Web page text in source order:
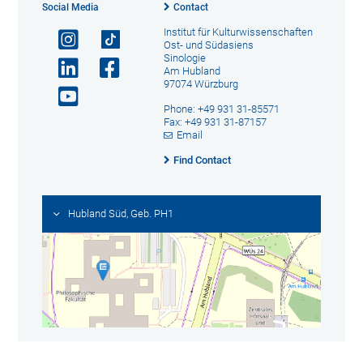
Social Media Contact
Institut für Kulturwissenschaften
Ost- und Südasiens
Sinologie
Am Hubland
97074 Würzburg
Phone: +49 931 31-85571
Fax: +49 931 31-87157
Email
Find Contact
Hubland Süd, Geb. PH1